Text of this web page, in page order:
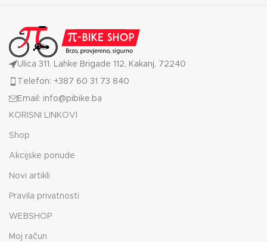
Ulica 311. Lahke Brigade 112, Kakanj, 72240
Telefon: +387 60 31 73 840
Email: info@pibike.ba
KORISNI LINKOVI
Shop
Akcijske ponude
Novi artikli
Pravila privatnosti
WEBSHOP
Moj račun